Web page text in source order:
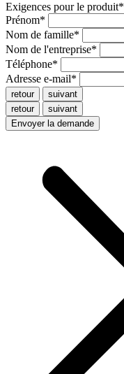
Exigences pour le produit*
Prénom*
Nom de famille*
Nom de l'entreprise*
Téléphone*
Adresse e-mail*
retour
suivant
retour
suivant
Envoyer la demande